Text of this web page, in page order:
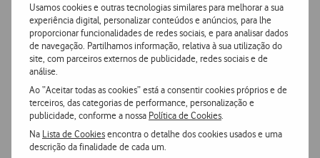
Usamos cookies e outras tecnologias similares para melhorar a sua
experiência digital, personalizar conteúdos e anúncios, para lhe
proporcionar funcionalidades de redes sociais, e para analisar dados
de navegação. Partilhamos informação, relativa à sua utilização do
site, com parceiros externos de publicidade, redes sociais e de
análise.
Ao “Aceitar todas as cookies” está a consentir cookies próprios e de
terceiros, das categorias de performance, personalização e
publicidade, conforme a nossa Política de Cookies
Na Lista de Cookiesencontra o detalhe dos cookies usados e uma
descrição da finalidade de cada um.
Imagem 4K
Muitas séries com qualidade de imagem 4K/UHD.